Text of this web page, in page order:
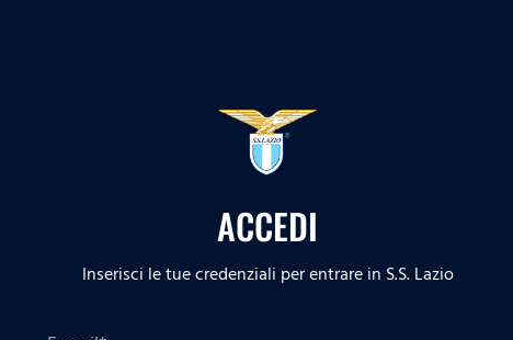
ACCEDI
Inserisci le tue credenziali per entrare in S.S. Lazio